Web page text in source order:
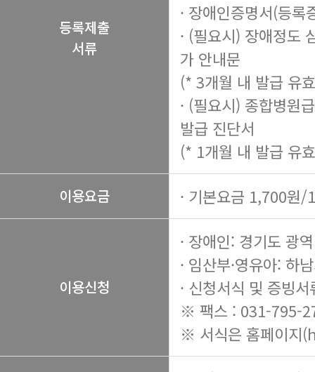
등록제출
서류
· 장애인증명서(등록
· (필요시) 장애정도
가 안내문
(* 3개월 내 발급 유
· (필요시) 종합병원
발급 진단서
(* 1개월 내 발급 유
이용요금 · 기본요금 1,700원
이용신청
· 장애인: 경기도 광
· 임산부·영유아:
· 신청서식 및 증빙
※ 팩스 : 031-795-
※ 서식은 홈페이지(